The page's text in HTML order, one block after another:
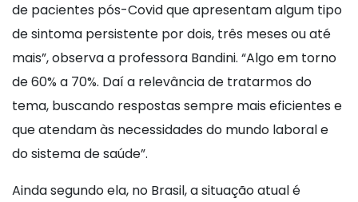
de pacientes pós-Covid que apresentam algum tipo
de sintoma persistente por dois, três meses ou até
mais”, observa a professora Bandini. “Algo em torno
de 60% a 70%. Daí a relevância de tratarmos do
tema, buscando respostas sempre mais eficientes e
que atendam às necessidades do mundo laboral e
do sistema de saúde”.
Ainda segundo ela, no Brasil, a situação atual é